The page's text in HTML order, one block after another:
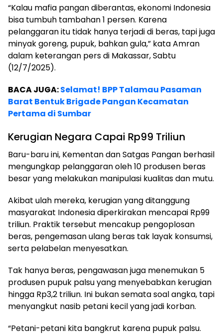
“Kalau mafia pangan diberantas, ekonomi Indonesia
bisa tumbuh tambahan 1 persen. Karena
pelanggaran itu tidak hanya terjadi di beras, tapi juga
minyak goreng, pupuk, bahkan gula,” kata Amran
dalam keterangan pers di Makassar, Sabtu
(12/7/2025).
BACA JUGA:Selamat! BPP Talamau Pasaman
Barat Bentuk Brigade Pangan Kecamatan
Pertama di Sumbar
Kerugian Negara Capai Rp99 Triliun
Baru-baru ini, Kementan dan Satgas Pangan berhasil
mengungkap pelanggaran oleh 10 produsen beras
besar yang melakukan manipulasi kualitas dan mutu.
Akibat ulah mereka, kerugian yang ditanggung
masyarakat Indonesia diperkirakan mencapai Rp99
triliun. Praktik tersebut mencakup pengoplosan
beras, pengemasan ulang beras tak layak konsumsi,
serta pelabelan menyesatkan.
Tak hanya beras, pengawasan juga menemukan 5
produsen pupuk palsu yang menyebabkan kerugian
hingga Rp3,2 triliun. Ini bukan semata soal angka, tapi
menyangkut nasib petani kecil yang jadi korban.
“Petani-petani kita bangkrut karena pupuk palsu.